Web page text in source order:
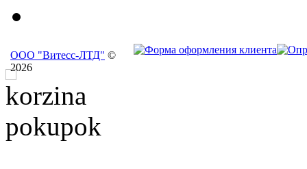
ООО "Витесс-ЛТД" ©
2026